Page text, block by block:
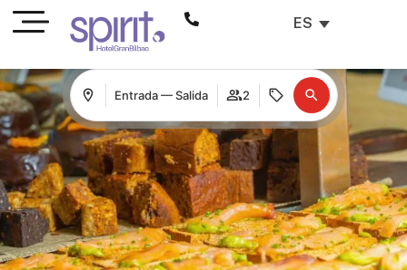
ES
Entrada — Salida 2